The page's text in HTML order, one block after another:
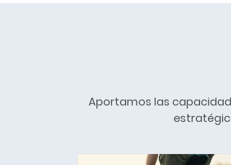
Aportamos las